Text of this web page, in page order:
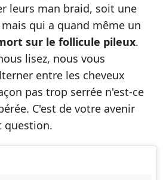
leurs man braid, soit une
qui a quand même un
sur le follicule pileux.
lisez, nous vous
entre les cheveux
pas trop serrée n'est-ce
C'est de votre avenir
question.